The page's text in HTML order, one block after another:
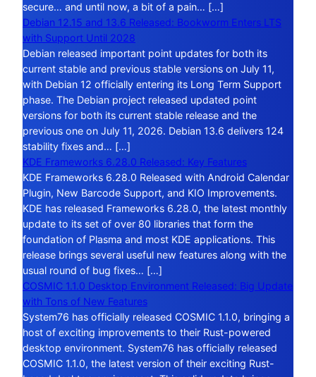
secure… and until now, a bit of a pain… […]
Debian 12.15 and 13.6 Released: Bookworm Enters LTS
with Support Until 2028
Debian released important point updates for both its
current stable and previous stable versions on July 11,
with Debian 12 officially entering its Long Term Support
phase. The Debian project released updated point
versions for both its current stable release and the
previous one on July 11, 2026. Debian 13.6 delivers 124
stability fixes and… […]
KDE Frameworks 6.28.0 Released: Key Features
KDE Frameworks 6.28.0 Released with Android Calendar
Plugin, New Barcode Support, and KIO Improvements.
KDE has released Frameworks 6.28.0, the latest monthly
update to its set of over 80 libraries that form the
foundation of Plasma and most KDE applications. This
release brings several useful new features along with the
usual round of bug fixes… […]
COSMIC 1.1.0 Desktop Environment Released: Big Update
with Tons of New Features
System76 has officially released COSMIC 1.1.0, bringing a
host of exciting improvements to their Rust-powered
desktop environment. System76 has officially released
COSMIC 1.1.0, the latest version of their exciting Rust-